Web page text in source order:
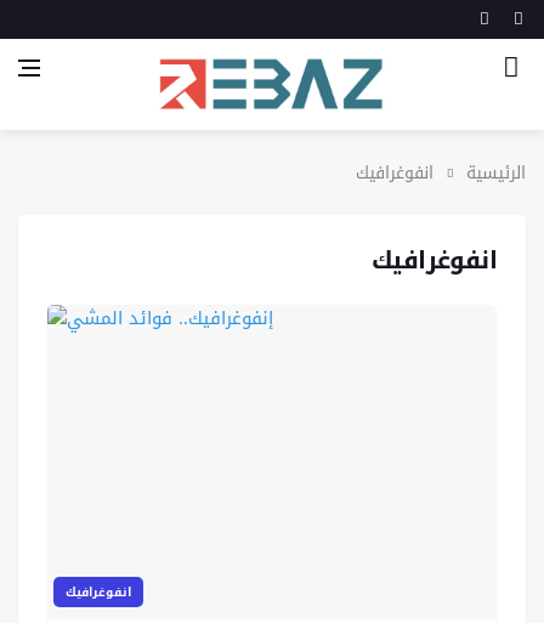
الرئيسية انفوغرافيك
انفوغرافيك
انفوغرافيك